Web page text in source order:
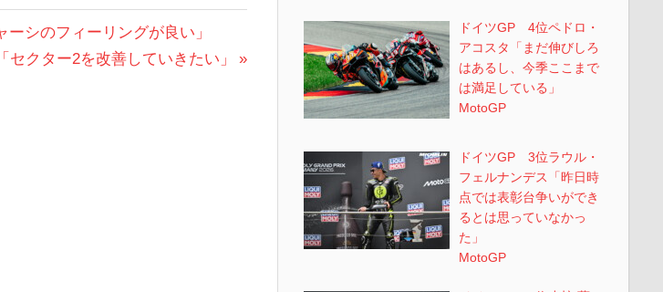
シのフィーリングが良い」
クター2を改善していきたい」
ドイツGP 4位ペドロ・
アコスタ「まだ伸びしろ
はあるし、今季ここまで
は満足している」
MotoGP
ドイツGP 3位ラウル・
フェルナンデス「昨日時
点では表彰台争いができ
るとは思っていなかっ
た」
MotoGP